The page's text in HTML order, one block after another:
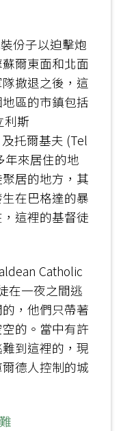
份子以迫擊炮
爾東面和北面
撤退之後，這
區的市鎮包括
利斯
托爾基夫 (Tel
年來居住的地
居的地方，其
在巴格達的暴
這裡的基督徒
Catholic
在一夜之間逃
，他們只帶著
的。當中有許
到這裡的，現
德人控制的城